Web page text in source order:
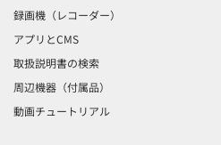
録画機（レコーダー）
アプリとCMS
取扱説明書の検索
周辺機器（付属品）
動画チュートリアル